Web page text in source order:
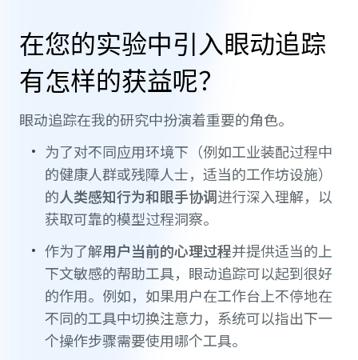
在您的实验中引入眼动追踪
有怎样的获益呢？
眼动追踪在我的研究中扮演着重要的角色。
为了对不同应用环境下（例如工业装配过程中
的健康人群或残障人士，适当的工作坊设施）
的人类感知行为和眼手协调进行深入理解，以
获取可靠的模型过程洞察。
作为了解用户当前的心理过程并提供适当的上
下文敏感的帮助工具，眼动追踪可以起到很好
的作用。例如，如果用户在工作台上不停地在
不同的工具中切换注意力，系统可以指出下一
个操作步骤需要使用哪个工具。